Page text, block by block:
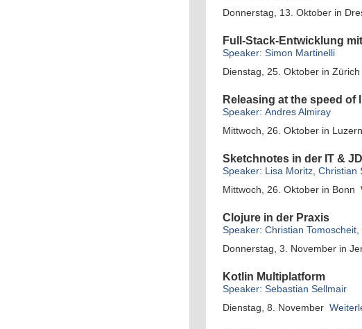
Donnerstag, 13. Oktober in
Full-Stack-Entwicklung
Speaker: Simon Martinelli
Dienstag, 25. Oktober in Zürich
Releasing at the speed of
Speaker: Andres Almiray
Mittwoch, 26. Oktober in Luzern
Sketchnotes in der IT &
Speaker: Lisa Moritz, Christian
Mittwoch, 26. Oktober in Bonn
Clojure in der Praxis
Speaker: Christian
Donnerstag, 3. November in
Kotlin Multiplatform
Speaker: Sebastian Sellmair
Dienstag, 8. November